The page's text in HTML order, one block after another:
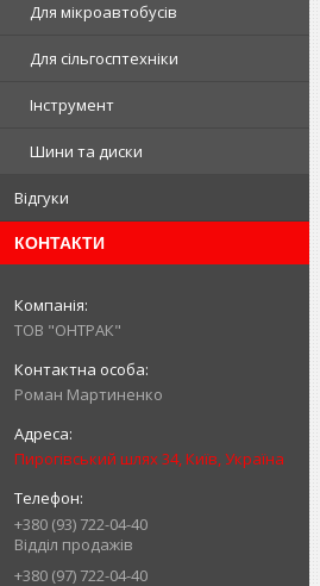
Для мікроавтобусів
Для сільгосптехніки
Інструмент
Шини та диски
Відгуки
КОНТАКТИ
ТОВ "ОНТРАК"
Роман Мартиненко
Пирогівський шлях 34, Київ, Україна
+380 (93) 722-04-40
Відділ продажів
+380 (97) 722-04-40